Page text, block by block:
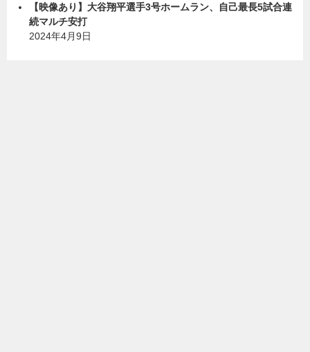
【映像あり】大谷翔平選手3号ホームラン、自己最長5試合連
続マルチ安打
2024年4月9日